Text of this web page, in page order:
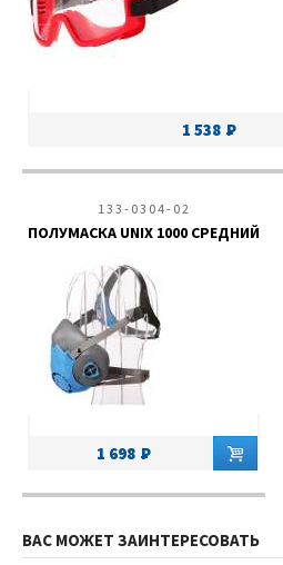
1 538
133-0304-02
ПОЛУМАСКА UNIX 1000 СРЕДНИЙ
1 698
ВАС МОЖЕТ ЗАИНТЕРЕСОВАТЬ